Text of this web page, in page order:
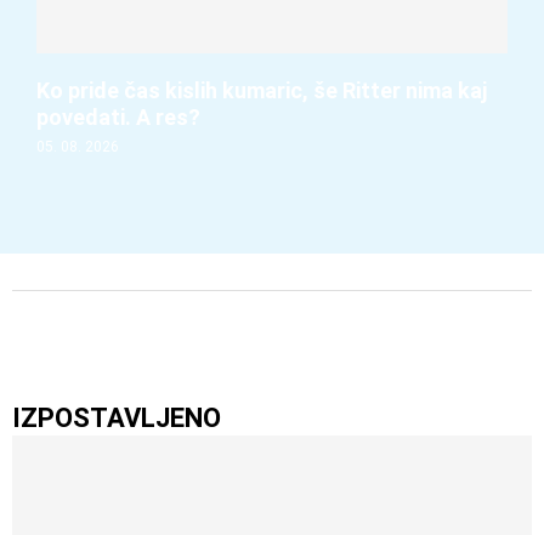
Ko pride čas kislih kumaric, še Ritter nima kaj
povedati. A res?
05. 08. 2026
IZPOSTAVLJENO